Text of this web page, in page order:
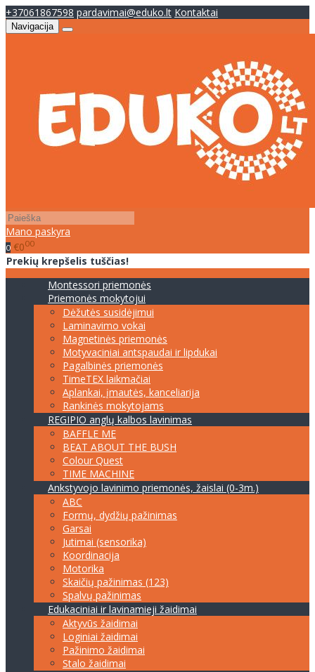
+37061867598 pardavimai@eduko.lt Kontaktai
Navigacija
Mano paskyra
0 €000
Prekių krepšelis tuščias!
Montessori priemonės
Priemonės mokytojui
Dėžutės susidėjimui
Laminavimo vokai
Magnetinės priemonės
Motyvaciniai antspaudai ir lipdukai
Pagalbinės priemonės
TimeTEX laikmačiai
Aplankai, įmautės, kanceliarija
Rankinės mokytojams
REGIPIO anglų kalbos lavinimas
BAFFLE ME
BEAT ABOUT THE BUSH
Colour Quest
TIME MACHINE
Ankstyvojo lavinimo priemonės, žaislai (0-3m.)
ABC
Formų, dydžių pažinimas
Garsai
Jutimai (sensorika)
Koordinacija
Motorika
Skaičių pažinimas (123)
Spalvų pažinimas
Edukaciniai ir lavinamieji žaidimai
Aktyvūs žaidimai
Loginiai žaidimai
Pažinimo žaidimai
Stalo žaidimai